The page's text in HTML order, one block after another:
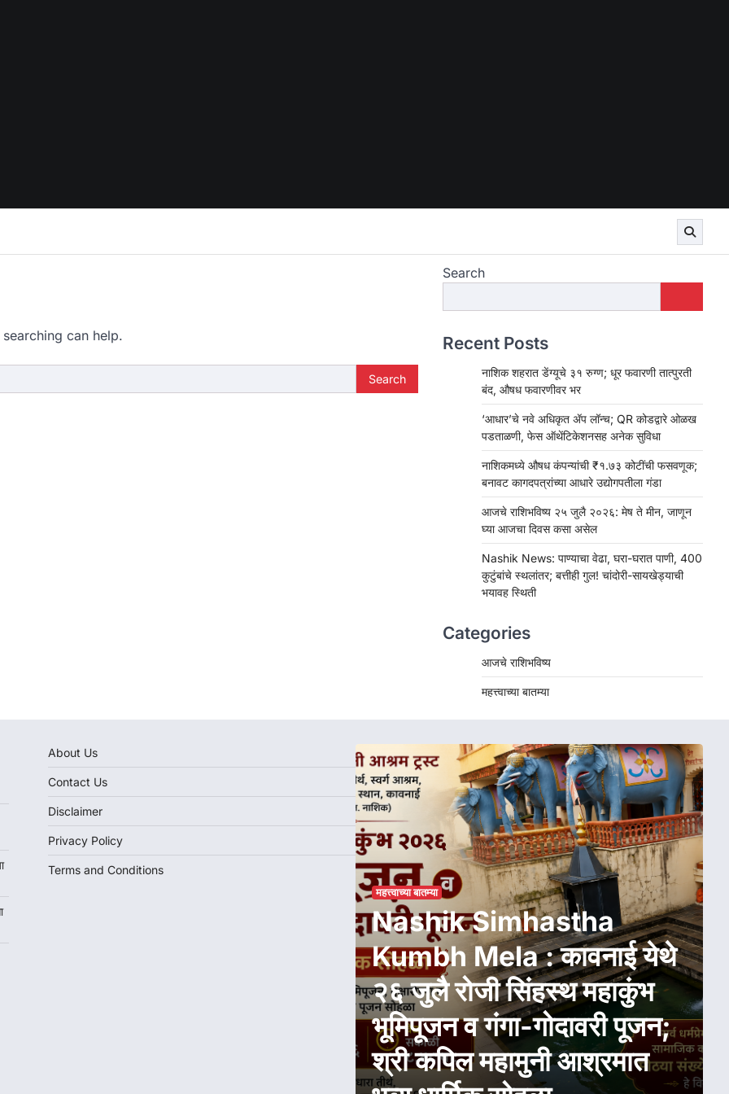
can help.
Search
Recent Posts
नाशिक शहरात डेंग्यूचे ३१ रुग्ण; धूर फवारणी तात्पुरती
बंद, औषध फवारणीवर भर
‘आधार’चे नवे अधिकृत ॲप लॉन्च; QR कोडद्वारे ओळख
पडताळणी, फेस ऑथेंटिकेशनसह अनेक सुविधा
नाशिकमध्ये औषध कंपन्यांची ₹१.७३ कोटींची फसवणूक;
बनावट कागदपत्रांच्या आधारे उद्योगपतीला गंडा
आजचे राशिभविष्य २५ जुलै २०२६: मेष ते मीन, जाणून
घ्या आजचा दिवस कसा असेल
Nashik News: पाण्याचा वेढा, घरा-घरात पाणी, 400
कुटुंबांचे स्थलांतर; बत्तीही गुल! चांदोरी-सायखेड्याची
भयावह स्थिती
Categories
आजचे राशिभविष्य
महत्त्वाच्या बातम्या
About Us
Contact Us
Disclaimer
Privacy Policy
Terms and Conditions
महत्त्वाच्या बातम्या
Nashik Simhastha
Kumbh Mela : कावनाई येथे
२६ जुलै रोजी सिंहस्थ महाकुंभ
भूमिपूजन व गंगा-गोदावरी पूजन;
श्री कपिल महामुनी आश्रमात